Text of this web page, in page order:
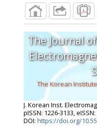
The Journal
The Korean
J. Korean Inst.
pISSN: 1226-3133,
DOI: https://doi.org/